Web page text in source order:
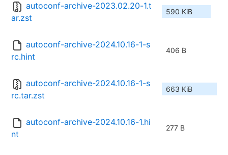
autoconf-archive-2023.02.20-1.t
ar.zst
590 KiB
autoconf-archive-2024.10.16-1-s
rc.hint
406 B
autoconf-archive-2024.10.16-1-s
rc.tar.zst
663 KiB
autoconf-archive-2024.10.16-1.hi
nt
277 B